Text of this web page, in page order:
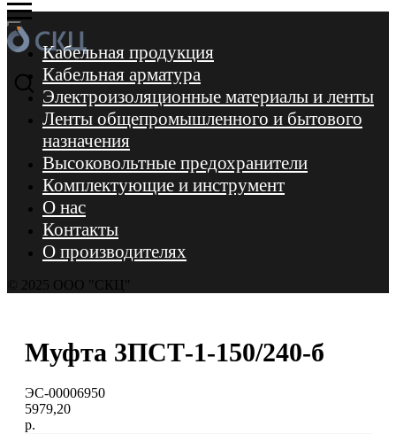
Кабельная продукция
Кабельная арматура
Электроизоляционные материалы и ленты
Ленты общепромышленного и бытового
назначения
Высоковольтные предохранители
Комплектующие и инструмент
О нас
Контакты
О производителях
© 2025 ООО "СКЦ"
Муфта 3ПСТ-1-150/240-б
ЭС-00006950
5979,20
р.